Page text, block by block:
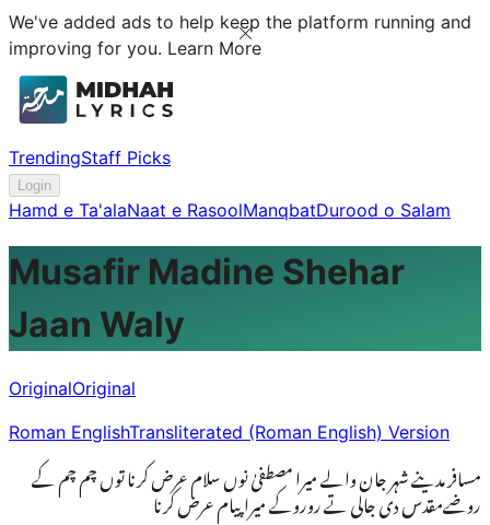
We've added ads to help keep the platform running and
improving for you. Learn More
TrendingStaff Picks
Login
Hamd e Ta'alaNaat e RasoolManqbatDurood o Salam
Musafir Madine Shehar
Jaan Waly
OriginalOriginal
Roman EnglishTransliterated (Roman English) Version
مسافر مدینے شہر جان والے میرا مصطفیٰ نوں سلام عرض کرنا توں چم چم کے
روضےمقدس دی جالی تے روروکے میراپیام عرض کرنا